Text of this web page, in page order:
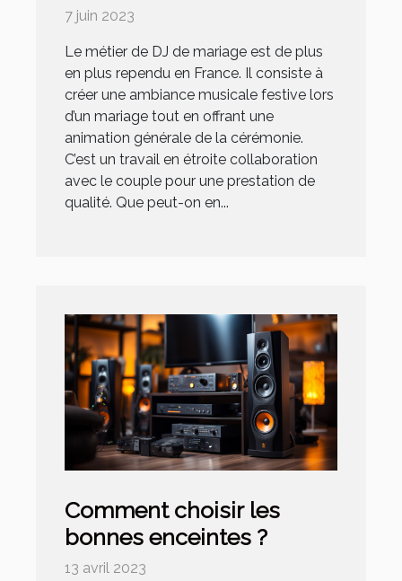
7 juin 2023
Le métier de DJ de mariage est de plus
en plus rependu en France. Il consiste à
créer une ambiance musicale festive lors
d’un mariage tout en offrant une
animation générale de la cérémonie.
C’est un travail en étroite collaboration
avec le couple pour une prestation de
qualité. Que peut-on en...
Comment choisir les
bonnes enceintes ?
13 avril 2023